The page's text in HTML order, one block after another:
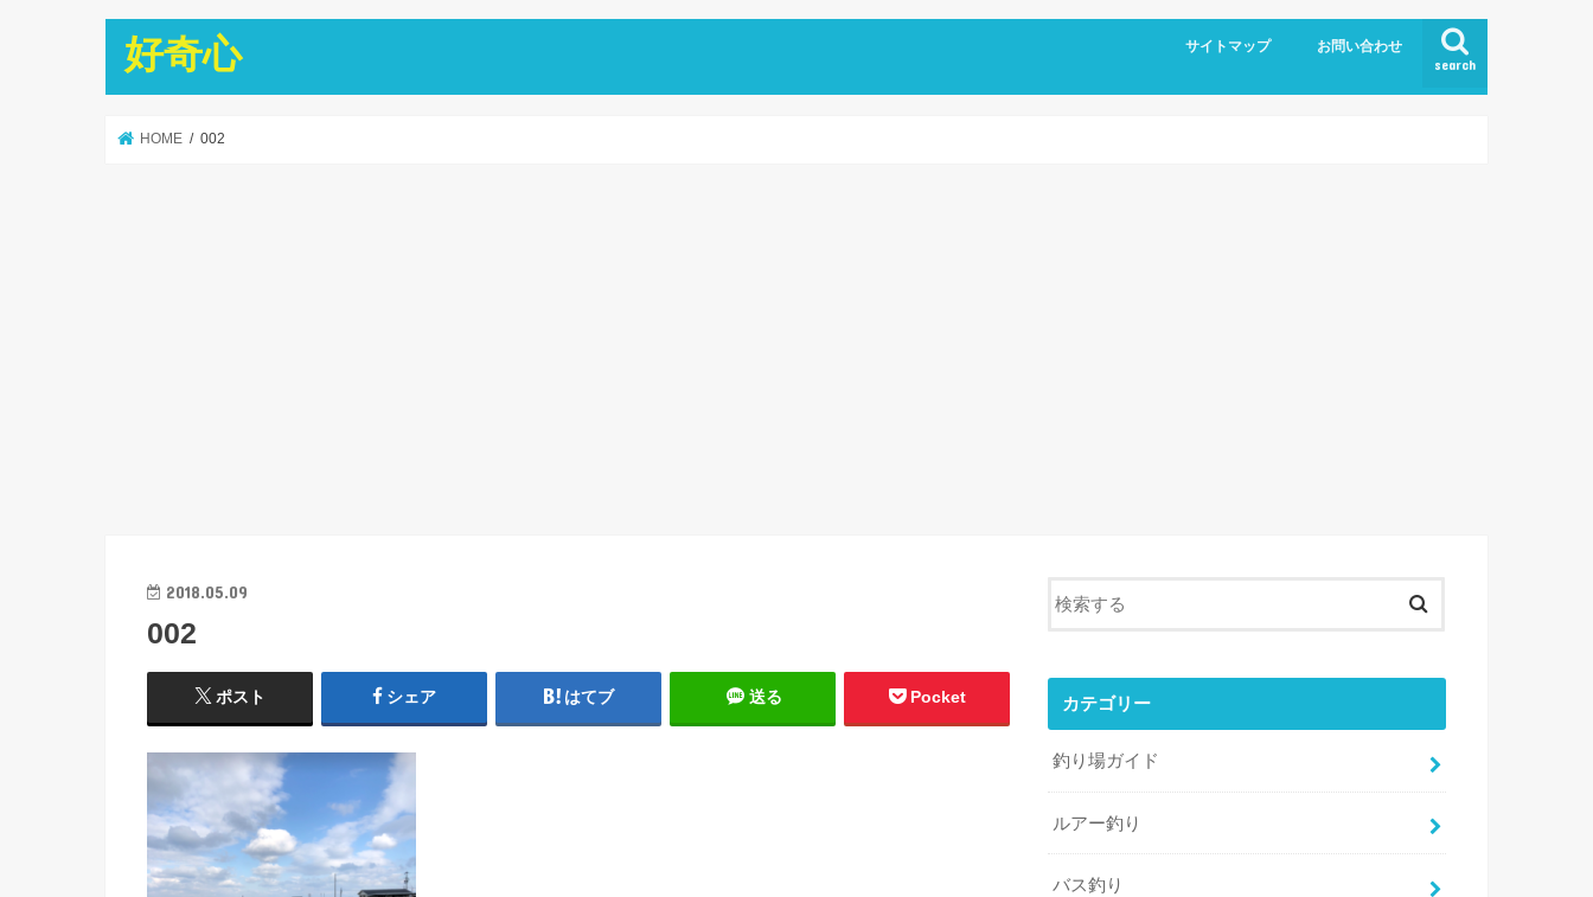
好奇心 search
サイトマップ お問い合わせ
HOME 002
2018.05.09
002
ポスト シェア はてブ 送る Pocket カテゴリー
釣り場ガイド
ルアー釣り
バス釣り